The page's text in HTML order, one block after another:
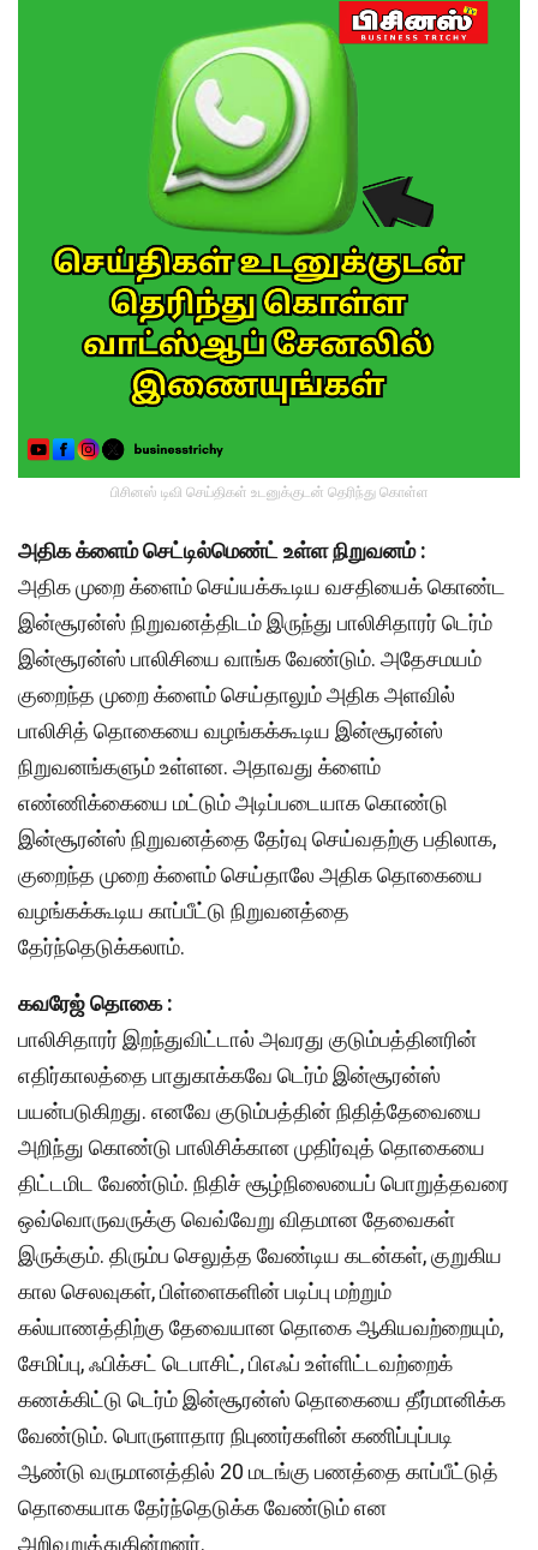
பிசினஸ் டிவி செய்திகள் உடனுக்குடன் தெரிந்து கொள்ள
அதிக க்ளைம் செட்டில்மெண்ட் உள்ள நிறுவனம் :
அதிக முறை க்ளைம் செய்யக்கூடிய வசதியைக் கொண்ட
இன்சூரன்ஸ் நிறுவனத்திடம் இருந்து பாலிசிதாரர் டெர்ம்
இன்சூரன்ஸ் பாலிசியை வாங்க வேண்டும். அதேசமயம்
குறைந்த முறை க்ளைம் செய்தாலும் அதிக அளவில்
பாலிசித் தொகையை வழங்கக்கூடிய இன்சூரன்ஸ்
நிறுவனங்களும் உள்ளன. அதாவது க்ளைம்
எண்ணிக்கையை மட்டும் அடிப்படையாக கொண்டு
இன்சூரன்ஸ் நிறுவனத்தை தேர்வு செய்வதற்கு பதிலாக,
குறைந்த முறை க்ளைம் செய்தாலே அதிக தொகையை
வழங்கக்கூடிய காப்பீட்டு நிறுவனத்தை
தேர்ந்தெடுக்கலாம்.
கவரேஜ் தொகை :
பாலிசிதாரர் இறந்துவிட்டால் அவரது குடும்பத்தினரின்
எதிர்காலத்தை பாதுகாக்கவே டெர்ம் இன்சூரன்ஸ்
பயன்படுகிறது. எனவே குடும்பத்தின் நிதித்தேவையை
அறிந்து கொண்டு பாலிசிக்கான முதிர்வுத் தொகையை
திட்டமிட வேண்டும். நிதிச் சூழ்நிலையைப் பொறுத்தவரை
ஒவ்வொருவருக்கு வெவ்வேறு விதமான தேவைகள்
இருக்கும். திரும்ப செலுத்த வேண்டிய கடன்கள், குறுகிய
கால செலவுகள், பிள்ளைகளின் படிப்பு மற்றும்
கல்யாணத்திற்கு தேவையான தொகை ஆகியவற்றையும்,
சேமிப்பு, ஃபிக்சட் டெபாசிட், பிஎஃப் உள்ளிட்டவற்றைக்
கணக்கிட்டு டெர்ம் இன்சூரன்ஸ் தொகையை தீர்மானிக்க
வேண்டும். பொருளாதார நிபுணர்களின் கணிப்புப்படி
ஆண்டு வருமானத்தில் 20 மடங்கு பணத்தை காப்பீட்டுத்
தொகையாக தேர்ந்தெடுக்க வேண்டும் என
அறிவுறுத்துகின்றனர்.